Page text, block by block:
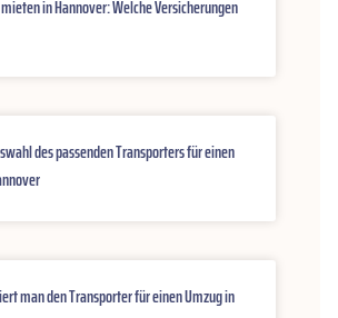
in Hannover: Welche Versicherungen
des passenden Transporters für einen
man den Transporter für einen Umzug in